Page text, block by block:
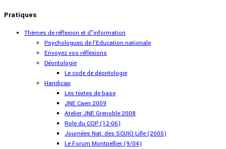
Pratiques
Thèmes de réflexion et d"information
Psychologues de l'Education nationale
Envoyez vos réflexions
Déontologie
Le code de déontologie
Handicap
Les textes de base
JNE Caen 2009
Atelier JNE Grenoble 2008
Role du COP (12-06)
Journées Nat. des SCUIO Lille (2005)
Le Forum Montpellier (9/04)